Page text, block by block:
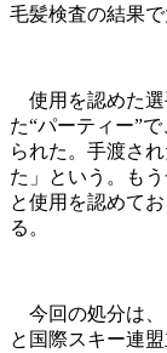
毛髪検査の結果で
使用を認めた選
た“パーティー”
られた。手渡さ
た」という。も
と使用を認めて
る。
今回の処分は、
と国際スキー連